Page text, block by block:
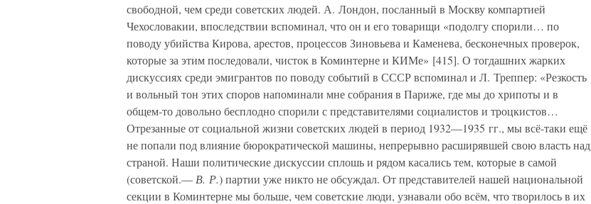
свободной, чем среди советских людей. А. Лондон, посланный в Москву компартией
Чехословакии, впоследствии вспоминал, что он и его товарищи «подолгу спорили… по
поводу убийства Кирова, арестов, процессов Зиновьева и Каменева, бесконечных проверок,
которые за этим последовали, чисток в Коминтерне и КИМе» [415]. О тогдашних жарких
дискуссиях среди эмигрантов по поводу событий в СССР вспоминал и Л. Треппер: «Резкость
и вольный тон этих споров напоминали мне собрания в Париже, где мы до хрипоты и в
общем-то довольно бесплодно спорили с представителями социалистов и троцкистов…
Отрезанные от социальной жизни советских людей в период 1932—1935 гг., мы всё-таки ещё
не попали под влияние бюрократической машины, непрерывно расширявшей свою власть над
страной. Наши политические дискуссии сплошь и рядом касались тем, которые в самой
(советской.— В. Р.) партии уже никто не обсуждал. От представителей нашей национальной
секции в Коминтерне мы больше, чем советские люди, узнавали обо всём, что творилось в их